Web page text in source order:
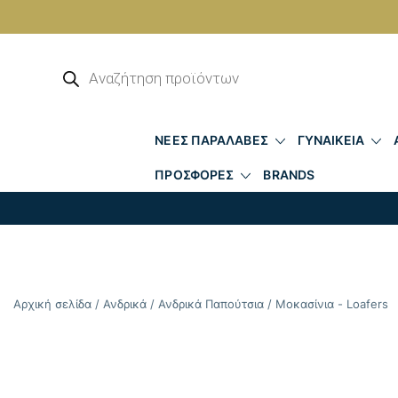
προϊόντων
ΝΕΕΣ ΠΑΡΑΛΑΒΕΣ ΓΥΝΑΙΚΕΙΑ
ΠΡΟΣΦΟΡΕΣ BRANDS
Αρχική σελίδα / Ανδρικά / Ανδρικά Παπούτσια / Μοκασίνια - Loafers